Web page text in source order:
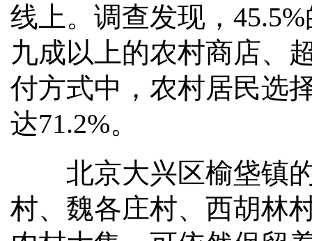
线上。调查发现，
九成以上的农村商店、
付方式中，农村居民选
达71.2%。
北京大兴区榆垡镇的
村、魏各庄村、西胡林